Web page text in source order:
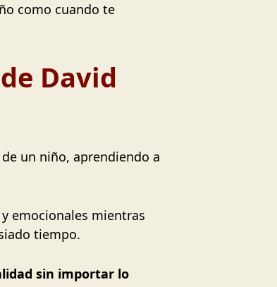
como cuando te
David
un niño, aprendiendo a
emocionales mientras
tiempo.
sin importar lo